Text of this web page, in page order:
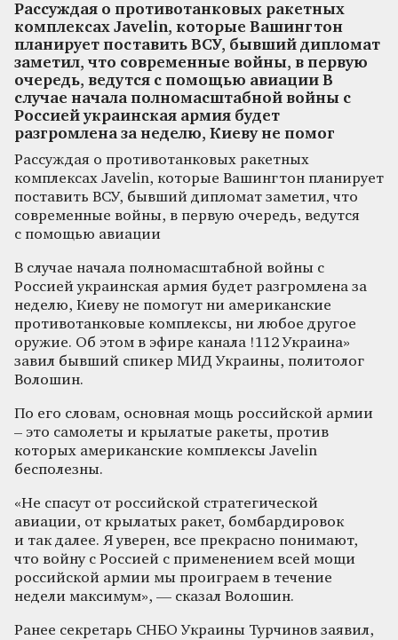
Рассуждая о противотанковых ракетных
комплексах Javelin, которые Вашингтон
планирует поставить ВСУ, бывший дипломат
заметил, что современные войны, в первую
очередь, ведутся с помощью авиации В
случае начала полномасштабной войны с
Россией украинская армия будет
разгромлена за неделю, Киеву не помог
Рассуждая о противотанковых ракетных
комплексах Javelin, которые Вашингтон планирует
поставить ВСУ, бывший дипломат заметил, что
современные войны, в первую очередь, ведутся
с помощью авиации
В случае начала полномасштабной войны с
Россией украинская армия будет разгромлена за
неделю, Киеву не помогут ни американские
противотанковые комплексы, ни любое другое
оружие. Об этом в эфире канала !112 Украина»
завил бывший спикер МИД Украины, политолог
Волошин.
По его словам, основная мощь российской армии
– это самолеты и крылатые ракеты, против
которых американские комплексы Javelin
бесполезны.
«Не спасут от российской стратегической
авиации, от крылатых ракет, бомбардировок
и так далее. Я уверен, все прекрасно понимают,
что войну с Россией с применением всей мощи
российской армии мы проиграем в течение
недели максимум», — сказал Волошин.
Ранее секретарь СНБО Украины Турчинов заявил,